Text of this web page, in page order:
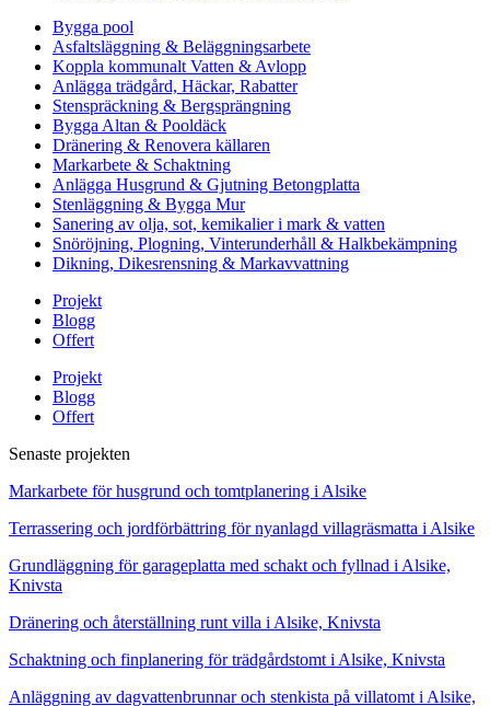
Bygga pool
Asfaltsläggning & Beläggningsarbete
Koppla kommunalt Vatten & Avlopp
Anlägga trädgård, Häckar, Rabatter
Stenspräckning & Bergsprängning
Bygga Altan & Pooldäck
Dränering & Renovera källaren
Markarbete & Schaktning
Anlägga Husgrund & Gjutning Betongplatta
Stenläggning & Bygga Mur
Sanering av olja, sot, kemikalier i mark & vatten
Snöröjning, Plogning, Vinterunderhåll & Halkbekämpning
Dikning, Dikesrensning & Markavvattning
Projekt
Blogg
Offert
Projekt
Blogg
Offert
Senaste projekten
Markarbete för husgrund och tomtplanering i Alsike
Terrassering och jordförbättring för nyanlagd villagräsmatta i Alsike
Grundläggning för garageplatta med schakt och fyllnad i Alsike,
Knivsta
Dränering och återställning runt villa i Alsike, Knivsta
Schaktning och finplanering för trädgårdstomt i Alsike, Knivsta
Anläggning av dagvattenbrunnar och stenkista på villatomt i Alsike,